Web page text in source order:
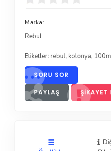
Marka:
Rebul
Etiketler: rebul, kolonya,
SORU SOR
PAYLAŞ ŞIKAYET